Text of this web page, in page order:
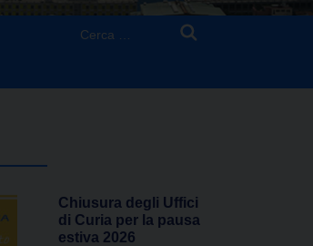
Chiusura degli Uffici
di Curia per la pausa
estiva 2026